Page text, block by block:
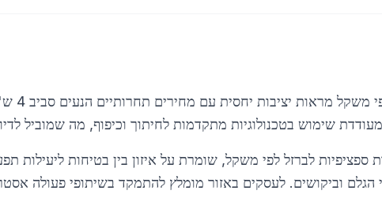
מגמות
שימוש בטכנולוגיות מתקדמות לחיתוך וכיפוף, מה שמוביל
ספציפיות לברזל לפי משקל, שומרת על איזון בין בטיחות ליעילות
הגלם וביקושים. לעסקים באזור מומלץ להתמקד בשיתופי פעולה